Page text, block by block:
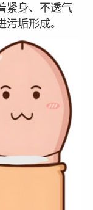
紧身、不透气
垢形成。